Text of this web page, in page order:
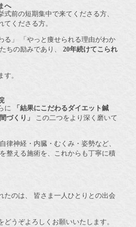
へ
前の短期集中で来てくださる方、
てくださる方。
る」 「やっと痩せられる理由がわか
ちの励みであり、 20年続けてこられ
。
に
「結果にこだわるダイエット鍼
づくり」
この二つをより深く磨いて
律神経・内臓・むくみ・姿勢など、
を整える施術を、これからも丁寧に積
たのは、 皆さま一人ひとりとの出会
どうぞよろしくお願いいたします。